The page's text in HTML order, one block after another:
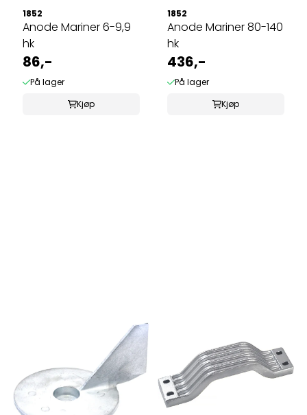
1852
Anode Mariner 6-9,9
hk
86,-
På lager
Kjøp
1852
Anode Mariner 80-140
hk
436,-
På lager
Kjøp